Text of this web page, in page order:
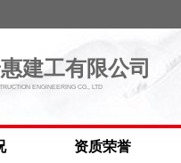
ENGINEERING CO., LTD
建工有限公司
资质荣誉